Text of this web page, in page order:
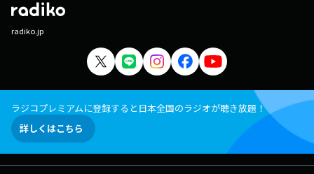
radiko.jp
ラジコプレミアムに登録すると日本全国のラジオが聴き放題！
詳しくはこちら